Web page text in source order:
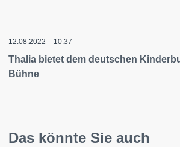
12.08.2022 – 10:37
Thalia bietet dem deutschen
Bühne
Das könnte Sie auch